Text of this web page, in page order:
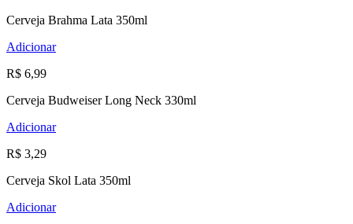
Cerveja Brahma Lata 350ml
Adicionar
R$ 6,99
Cerveja Budweiser Long Neck 330ml
Adicionar
R$ 3,29
Cerveja Skol Lata 350ml
Adicionar